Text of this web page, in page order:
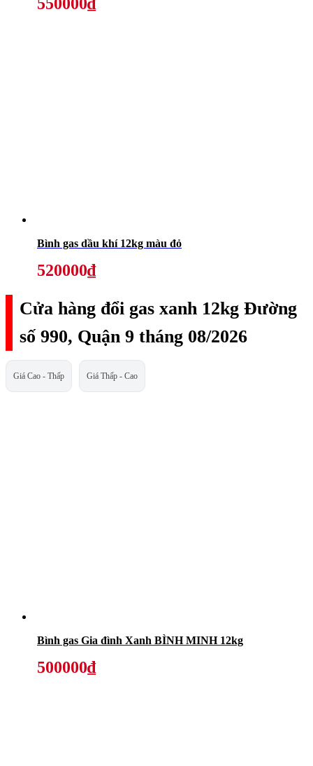
Bình gas dầu khí 12kg màu đỏ
520000₫
Cửa hàng đổi gas xanh 12kg Đường
số 990, Quận 9 tháng 08/2026
Giá Cao - Thấp Giá Thấp - Cao
Bình gas Gia đình Xanh BÌNH MINH 12kg
500000₫